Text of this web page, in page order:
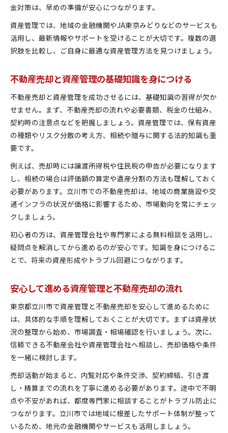
金対策は、早めの準備が安心につながります。
資産管理では、地域の金融機関やJA東京みどりなどのサービスも
活用し、最新情報やサポートを受けることが大切です。複数の選
択肢を比較し、ご自身に最適な資産管理方法を見つけましょう。
不動産売却と資産管理の基礎知識を身につける
不動産売却と資産管理を成功させるには、基礎知識の習得が欠か
せません。まず、不動産売却の流れや必要書類、税金の仕組み、
契約時の注意点などを把握しましょう。資産管理では、保有資産
の種類やリスク分散の考え方、相続や贈与に関する法的知識も重
要です。
例えば、売却時には譲渡所得税や住民税の申告が必要になります
し、相続の場合は評価額の算定や遺産分割の方法も理解しておく
必要があります。立川市での不動産売却は、地域の商業施設や交
通インフラの状況が価格に影響するため、市場動向を常にチェッ
クしましょう。
初心者の方は、資産管理会社や専門家による無料相談を活用し、
疑問点を解消してから進めるのが安心です。知識を身につけるこ
とで、将来の資産形成やトラブル回避につながります。
安心して進める資産管理と不動産売却の流れ
東京都立川市で資産管理と不動産売却を安心して進めるために
は、具体的な手順を理解しておくことが大切です。まずは資産状
況の整理から始め、市場調査・相場確認を行いましょう。次に、
信頼できる不動産会社や資産管理会社へ相談し、売却価格や条件
を一緒に検討します。
売却活動が始まると、内覧対応や条件交渉、契約締結、引き渡
し・精算までの流れを丁寧に進める必要があります。途中で不明
点や不安があれば、都度専門家に相談することがトラブル防止に
つながります。立川市では地域に根差したサポート体制が整って
いるため、地元の金融機関やサービスも活用しましょう。